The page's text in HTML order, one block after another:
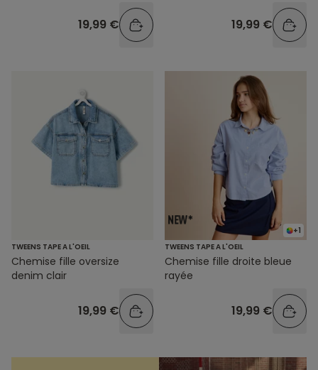
19,99 € 19,99 €
TWEENS TAPE A L'OEIL
Chemise fille oversize
denim clair
19,99 €
+1
TWEENS TAPE A L'OEIL
Chemise fille droite bleue
rayée
19,99 €